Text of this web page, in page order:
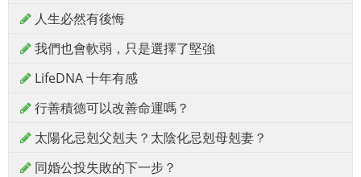
人生必然有後悔
我們也會軟弱，只是選擇了堅強
LifeDNA 十年有感
行善積德可以改善命運嗎？
太陽化忌剋父剋夫？太陰化忌剋母剋妻？
同婚公投失敗的下一步？